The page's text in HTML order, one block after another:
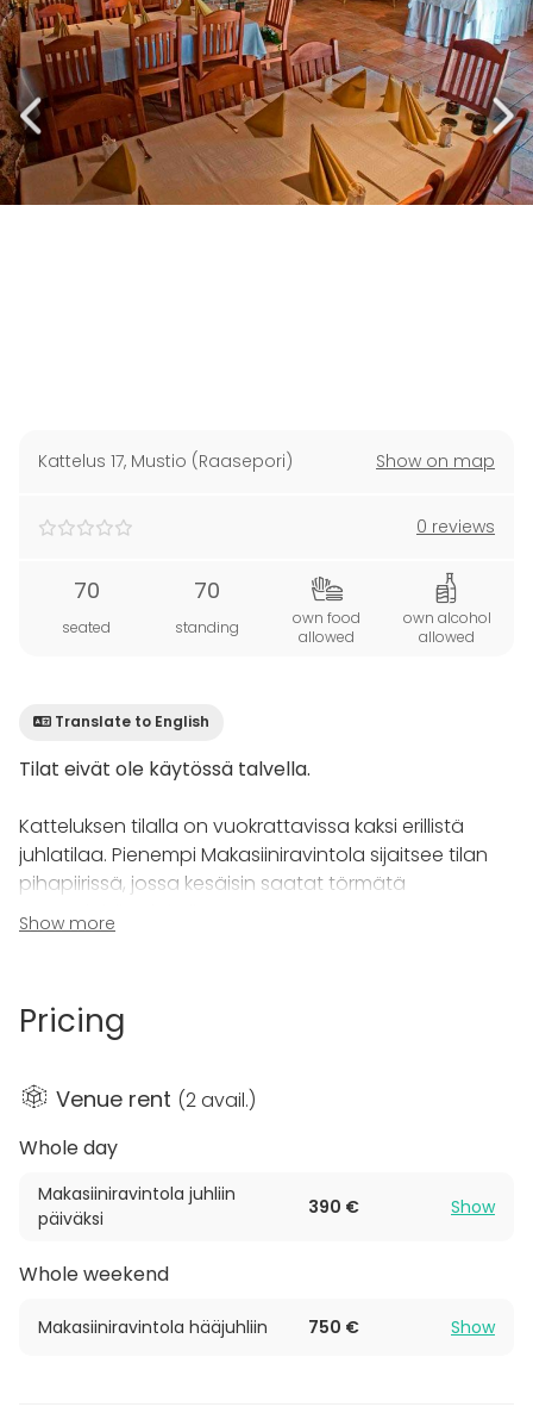
Kattelus 17, Mustio (Raasepori) Show on map
0 reviews
70
seated
70
standing
own food
allowed
own alcohol
allowed
Translate to English
Tilat eivät ole käytössä talvella.
Katteluksen tilalla on vuokrattavissa kaksi erillistä
juhlatilaa. Pienempi Makasiiniravintola sijaitsee tilan
pihapiirissä, jossa kesäisin saatat törmätä
monenlaisiin eläimiin.
ja sen vieressä tilan oma kotimuseo. Kaunis pihapiiri
juhlia ulkosalla.
Tila on rakennettu vanhaan 1800-luvun puolesta
jakautuu kahteen kerrokseen ja siellä on
istumapaikkoja enimmillään 70 hengelle.
loimutessa takassa ja paksujen kiviseinien pitäessä
Show more
Pricing
Venue rent (2 avail.)
Whole day
Makasiiniravintola juhliin
päiväksi
390 € Show
Whole weekend
Makasiiniravintola hääjuhliin 750 € Show